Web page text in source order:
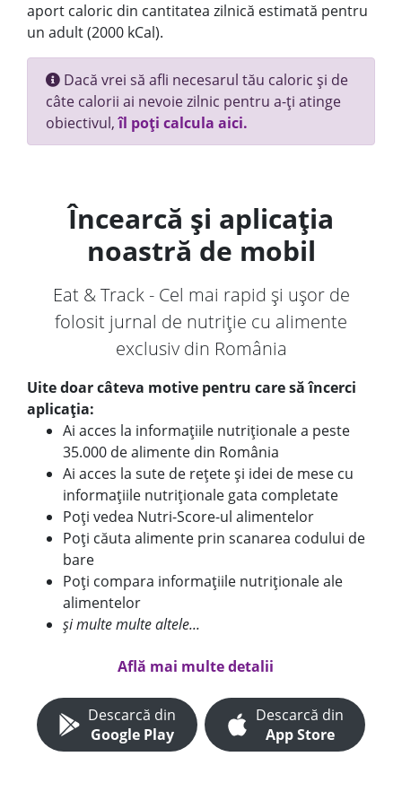
aport caloric din cantitatea zilnică estimată pentru
un adult (2000 kCal).
Dacă vrei să afli necesarul tău caloric și de
câte calorii ai nevoie zilnic pentru a-ți atinge
obiectivul,îl poți calcula aici.
Încearcă și aplicația
noastră de mobil
Eat & Track - Cel mai rapid și ușor de
folosit jurnal de nutriție cu alimente
exclusiv din România
Uite doar câteva motive pentru care să încerci
aplicația:
Ai acces la informațiile nutriționale a peste
35.000 de alimente din România
Ai acces la sute de rețete și idei de mese cu
informațiile nutriționale gata completate
Poți vedea Nutri-Score-ul alimentelor
Poți căuta alimente prin scanarea codului de
bare
Poți compara informațiile nutriționale ale
alimentelor
și multe multe altele...
Află mai multe detalii
Descarcă din
Google Play
Descarcă din
App Store